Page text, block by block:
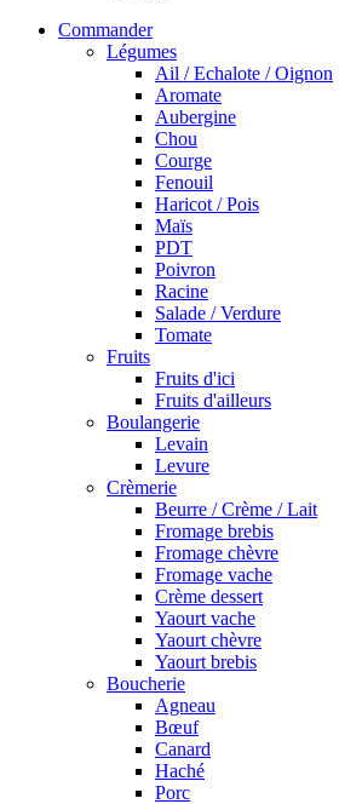
Commander
Légumes
Ail / Echalote / Oignon
Aromate
Aubergine
Chou
Courge
Fenouil
Haricot / Pois
Maïs
PDT
Poivron
Racine
Salade / Verdure
Tomate
Fruits
Fruits d'ici
Fruits d'ailleurs
Boulangerie
Levain
Levure
Crèmerie
Beurre / Crème / Lait
Fromage brebis
Fromage chèvre
Fromage vache
Crème dessert
Yaourt vache
Yaourt chèvre
Yaourt brebis
Boucherie
Agneau
Bœuf
Canard
Haché
Porc